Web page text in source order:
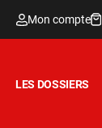
Mon compte
LES DOSSIERS